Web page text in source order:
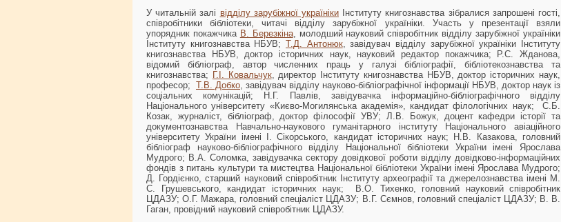
У читальній залі відділу зарубіжної україніки Інституту книгознавства зібралися запрошені гості,
співробітники бібліотеки, читачі відділу зарубіжної україніки. Участь у презентації взяли
упорядник покажчика В. Березкіна, молодший науковий співробітник відділу зарубіжної україніки
Інституту книгознавства НБУВ; Т.Д. Антонюк, завідувач відділу зарубіжної україніки Інституту
книгознавства НБУВ, доктор історичних наук, науковий редактор покажчика; Р.С. Жданова,
відомий бібліограф, автор численних праць у галузі бібліографії, бібліотекознавства та
книгознавства; Г.І. Ковальчук, директор Інституту книгознавства НБУВ, доктор історичних наук,
професор; Т.В. Добко , завідувач відділу науково-бібліографічної інформації НБУВ, доктор наук із
соціальних комунікацій; Н.Г. Павлів, завідувачка інформаційно-бібліографічного відділу
Національного університету «Києво-Могилянська академія», кандидат філологічних наук; С.Б.
Козак, журналіст, бібліограф, доктор філософії УВУ; Л.В. Божук, доцент кафедри історії та
документознавства Навчально-наукового гуманітарного інституту Національного авіаційного
університету України імені І. Сікорського, кандидат історичних наук; Н.В. Казакова, головний
бібліограф науково-бібліографічного відділу Національної бібліотеки України імені Ярослава
Мудрого; В.А. Соломка, завідувачка сектору довідкової роботи відділу довідково-інформаційних
фондів з питань культури та мистецтва Національної бібліотеки України імені Ярослава Мудрого;
Д. Гордієнко, старший науковий співробітник Інституту археографії та джерелознавства імені М.
С. Грушевського, кандидат історичних наук; В.О. Тихенко, головний науковий співробітник
ЦДАЗУ; О.Г. Мажара, головний спеціаліст ЦДАЗУ; В.Г. Сємнов, головний спеціаліст ЦДАЗУ; В. В.
Гаган, провідний науковий співробітник ЦДАЗУ.